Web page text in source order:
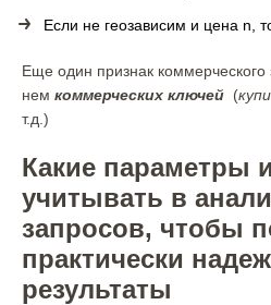
Если не геозависим и цена n,
Еще один признак
нем коммерческих ключей (
т.д.)
Какие параметры
учитывать в
запросов, чтобы
практически
результаты